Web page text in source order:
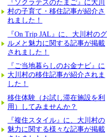
『ソクラテスのたまご』に大川
村の子育て・移住記事が紹介さ
れました！
『On Trip JAL』に、大川村のグ
ルメと魅力に関する記事が掲載
されました！
『ご当地暮らしのお金ナビ』に
大川村の移住記事が紹介されま
した！
移住体験（お試し滞在施設を利
用）してみませんか？
『複住スタイル』に、大川村の
魅力に関する様々な記事が掲載